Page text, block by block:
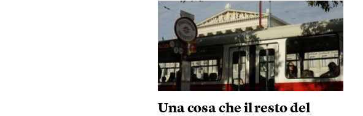
Una cosa che il resto del